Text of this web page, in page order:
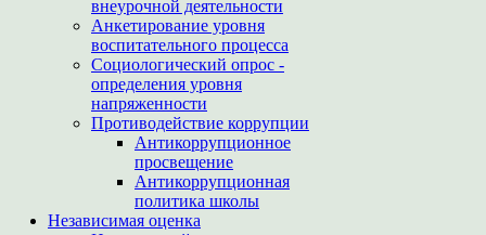
внеурочной деятельности
Анкетирование уровня
воспитательного процесса
Социологический опрос -
определения уровня
напряженности
Противодействие коррупции
Антикоррупционное
просвещение
Антикоррупционная
политика школы
Независимая оценка